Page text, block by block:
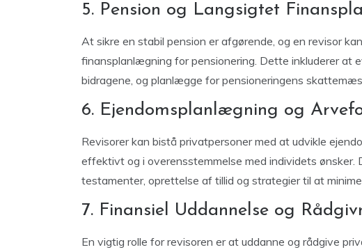
5. Pension og Langsigtet
At sikre en stabil pension er afgørende, og en revisor
finansplanlægning for pensionering. Dette inkluderer at
bidragene, og planlægge for pensioneringens
6. Ejendomsplanlægning og
Revisorer kan bistå privatpersoner med at udvikle
effektivt og i overensstemmelse med individets
testamenter, oprettelse af tillid og strategier til at
7. Finansiel Uddannelse og
En vigtig rolle for revisoren er at uddanne og rådgive